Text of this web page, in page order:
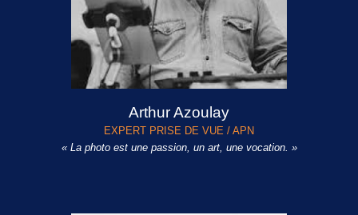
Arthur Azoulay
EXPERT PRISE DE VUE / APN
« La photo est une passion, un art, une vocation. »